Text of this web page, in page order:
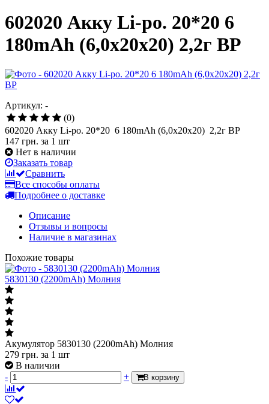
602020 Акку Li-po. 20*20 6
180mAh (6,0x20x20) 2,2г BP
Артикул: -
(0)
602020 Акку Li-po. 20*20 6 180mAh (6,0x20x20) 2,2г BP
147 грн. за 1 шт
Нет в наличии
Заказать товар
Сравнить
Все способы оплаты
Подробнее о доставке
Описание
Отзывы и вопросы
Наличие в магазинах
Похожие товары
5830130 (2200mAh) Молния
Акумулятор 5830130 (2200mAh) Молния
279 грн. за 1 шт
В наличии
-
+ В корзину